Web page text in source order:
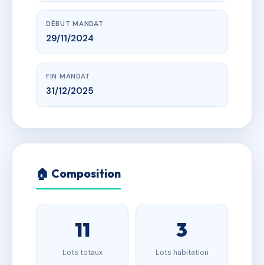
DÉBUT MANDAT
29/11/2024
FIN MANDAT
31/12/2025
🏠 Composition
11
Lots totaux
3
Lots habitation